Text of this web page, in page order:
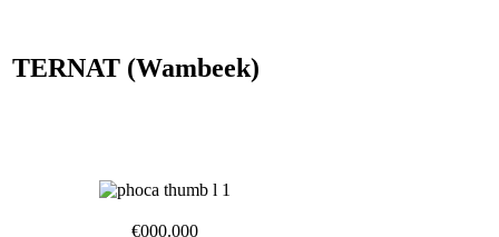
TERNAT (Wambeek)
€000.000